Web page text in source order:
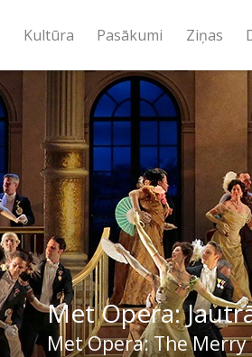
Kultūra Pasākumi Ziņas
Met Opera:
Met Opera: The Merry